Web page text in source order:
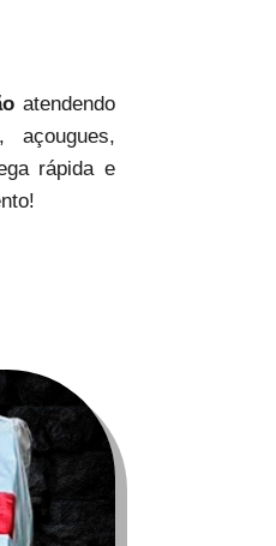
atendendo
açougues,
rápida e